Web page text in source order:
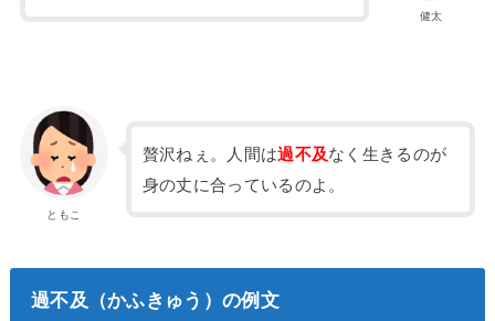
健太
ともこ
贅沢ねぇ。人間は過不及なく生きるのが
身の丈に合っているのよ。
過不及（かふきゅう）の例文